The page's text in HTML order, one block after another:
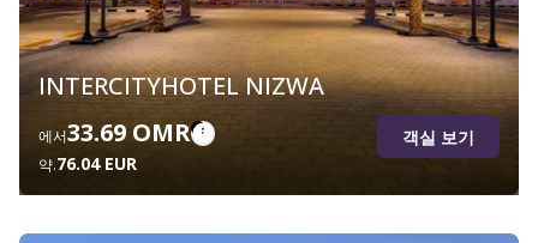
INTERCITYHOTEL NIZWA
에서33.69 OMR
약.76.04 EUR
객실 보기